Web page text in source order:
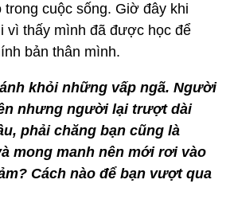
cuộc sống. Giờ đây khi
vì thấy mình đã được học để
bản thân mình.
khỏi những vấp ngã. Người
nhưng người lại trượt dài
phải chăng bạn cũng là
mong manh nên mới rơi vào
Cách nào để bạn vượt qua